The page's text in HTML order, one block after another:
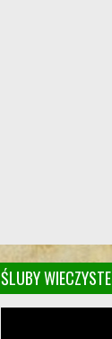
ŚLUBY WIECZYSTE